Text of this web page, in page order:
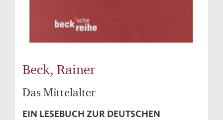
Beck, Rainer
Das Mittelalter
EIN LESEBUCH ZUR DEUTSCHEN